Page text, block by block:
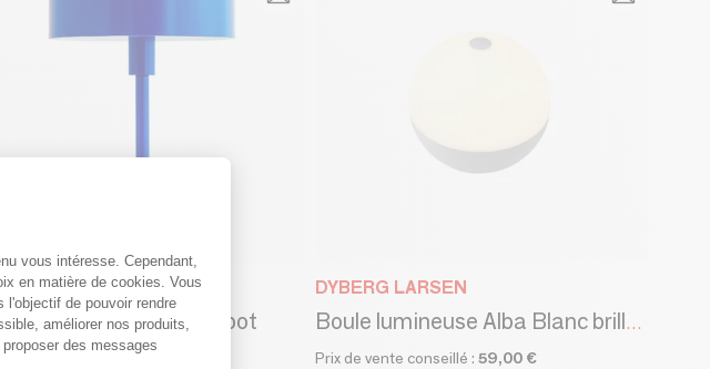
LARSEN
de table bleue Haipot
de vente conseillé : 99,00 €
DYBERG LARSEN
Boule lumineuse Alba Blanc brillant 1 pièce
Prix de vente conseillé : 59,00 €
Consentement : Personnalisez vos Options
vous intéresse. Cependant,
en matière de cookies. Vous
l'objectif de pouvoir rendre
améliorer nos produits,
des messages